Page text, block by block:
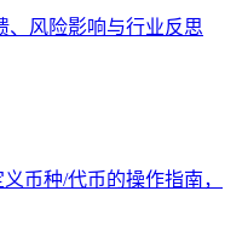
、风险影响与行业反思
币种/代币的操作指南，